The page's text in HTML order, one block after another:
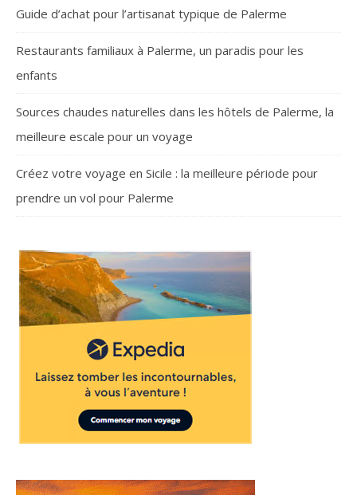
Guide d’achat pour l’artisanat typique de Palerme
Restaurants familiaux à Palerme, un paradis pour les
enfants
Sources chaudes naturelles dans les hôtels de Palerme, la
meilleure escale pour un voyage
Créez votre voyage en Sicile : la meilleure période pour
prendre un vol pour Palerme